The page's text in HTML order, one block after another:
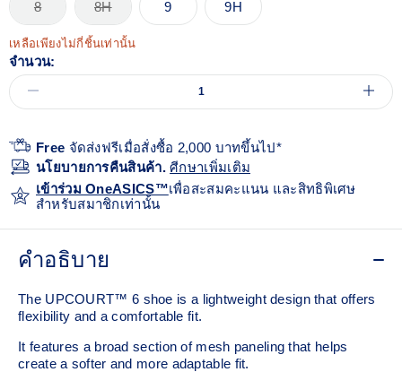
8 8H 9 9H
เหลือเพียงไม่กี่ชิ้นเท่านั้น
จำนวน:
Free จัดส่งฟรีเมื่อสั่งซื้อ 2,000 บาทขึ้นไป*
นโยบายการคืนสินค้า.ศีกษาเพิ่มเติม
เข้าร่วม OneASICS™เพื่อสะสมคะแนน และสิทธิพิเศษ
สำหรับสมาชิกเท่านั้น
คำอธิบาย
The UPCOURT™ 6 shoe is a lightweight design that offers
flexibility and a comfortable fit. ​
It features a broad section of mesh paneling that helps
create a softer and more adaptable fit.